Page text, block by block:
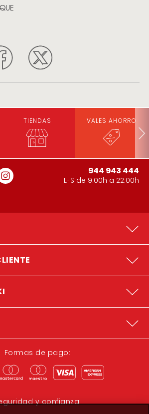
TIENDAS VALES AHORRO
944 943 444
L-S de 9:00h a 22:00h
Formas de pago:
y confianza: